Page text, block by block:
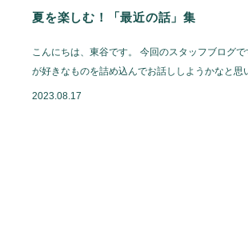
夏を楽しむ！「最近の話」集
こんにちは、東谷です。 今回のスタッフブログ
が好きなものを詰め込んでお話ししようかなと
2023.08.17